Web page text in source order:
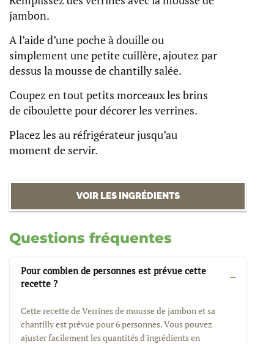
jambon.
A l’aide d’une poche à douille ou
simplement une petite cuillère, ajoutez par
dessus la mousse de chantilly salée.
Coupez en tout petits morceaux les brins
de ciboulette pour décorer les verrines.
Placez les au réfrigérateur jusqu’au
moment de servir.
VOIR LES INGRÉDIENTS
Questions fréquentes
Pour combien de personnes est prévue cette
recette ?
Cette recette de Verrines de mousse de jambon et sa
chantilly est prévue pour 6 personnes. Vous pouvez
ajuster facilement les quantités d'ingrédients en